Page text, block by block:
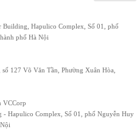
Building, Hapulico Complex, Số 01, phố
phố Hà Nội
127 Võ Văn Tần, Phường Xuân Hòa,
VCCorp
- Hapulico Complex, Số 01, phố Nguyễn Huy